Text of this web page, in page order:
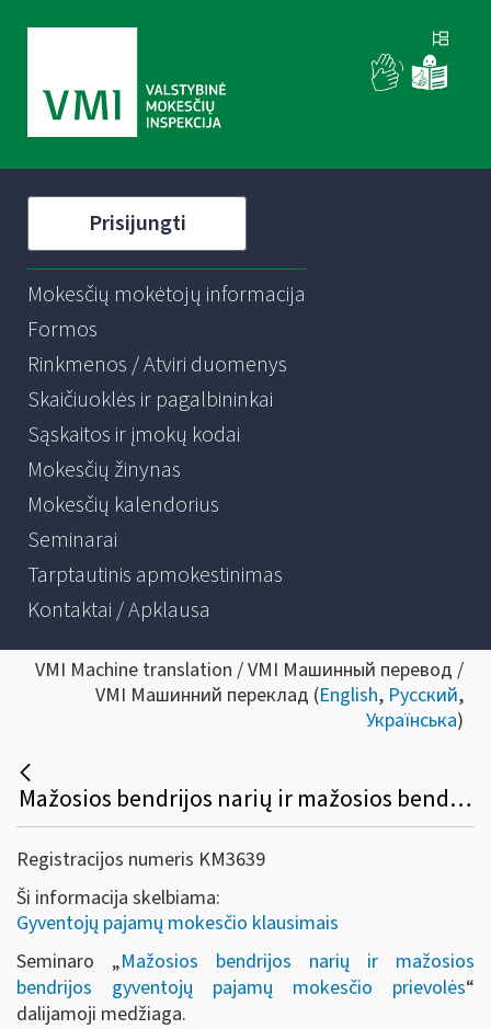
Prisijungti
Mokesčių mokėtojų informacija
Formos
Rinkmenos / Atviri duomenys
Skaičiuoklės ir pagalbininkai
Sąskaitos ir įmokų kodai
Mokesčių žinynas
Mokesčių kalendorius
Seminarai
Tarptautinis apmokestinimas
Kontaktai / Apklausa
VMI Machine translation / VMI Машинный перевод /
VMI Машинний переклад (English, Русский,
Українська)
Mažosios bendrijos narių ir mažosios bendrijos gyventojų pajamų mokesčio prievolės
Registracijos numeris KM3639
Ši informacija skelbiama:
Gyventojų pajamų mokesčio klausimais
Seminaro „Mažosios bendrijos narių ir mažosios
bendrijos gyventojų pajamų mokesčio prievolės“
dalijamoji medžiaga.